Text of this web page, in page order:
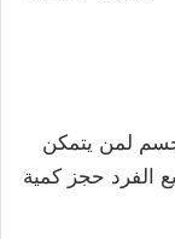
لمن يتمكن
الفرد حجز كمية